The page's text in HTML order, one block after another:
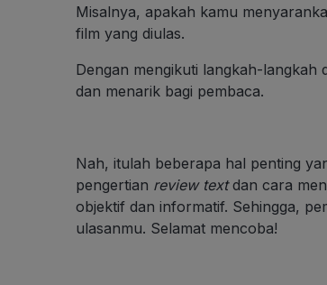
Misalnya, apakah kamu
film yang diulas.
Dengan mengikuti langkah-langkah
dan menarik bagi pembaca.
Nah, itulah beberapa hal penting
pengertian review textdan cara
objektif dan informatif. Sehingga,
ulasanmu. Selamat mencoba!